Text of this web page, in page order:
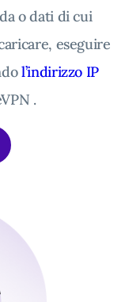
o dati di cui
eseguire
l’indirizzo IP
.